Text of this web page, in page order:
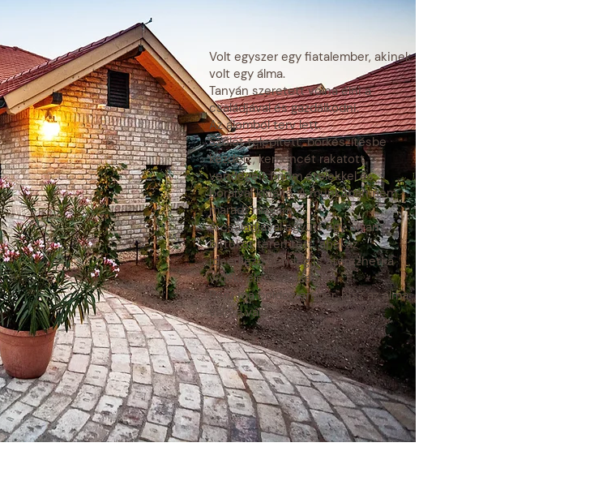
Volt egyszer egy fiatalember, akinek
volt egy álma.
Tanyán szeretett volna élni a
családjával és gazdálkodni.
Az álomból terv lett.
Szőlőt telepített, borkészítésbe
kezdett, kemencét rakatott,
vendégeit finom ételekkel és
boraival kínálta. A munkában nem
maradt magára.
A családjával együtt egy olyan
birtokot teremtett, ahol az
ideérkező vendég is átérezheti a
vidéki élet szépségét.
Béni ma boldog ember, hisz az álma
valóra vált.